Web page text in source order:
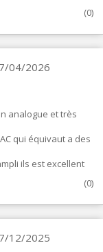
(0)
04/2026
analogue et très
qui équivaut a des
ils est excellent
(0)
12/2025